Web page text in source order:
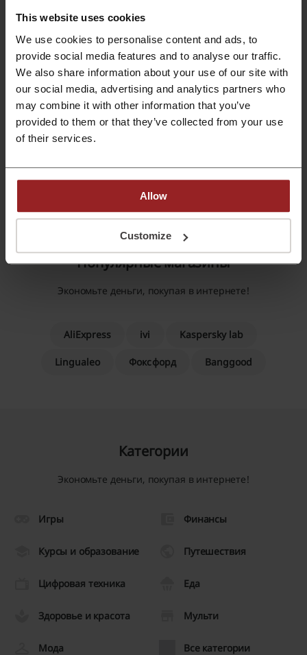
This website uses cookies
We use cookies to personalise content and ads, to
provide social media features and to analyse our traffic.
We also share information about your use of our site with
our social media, advertising and analytics partners who
may combine it with other information that you’ve
provided to them or that they’ve collected from your use
of their services.
Allow
Customize
Супер Отличное
Зарегистрироваться
Популярные магазины
Экономьте деньги, покупая в интернете!
AliExpress ivi Kaspersky lab
Lingualeo Фоксфорд Banggood
Категории
Экономьте деньги, покупая в интернете!
Игры
Курсы и образование
Цифровая техника
Здоровье и красота
Мода
Финансы
Путешествия
Еда
Мульти
Все категории